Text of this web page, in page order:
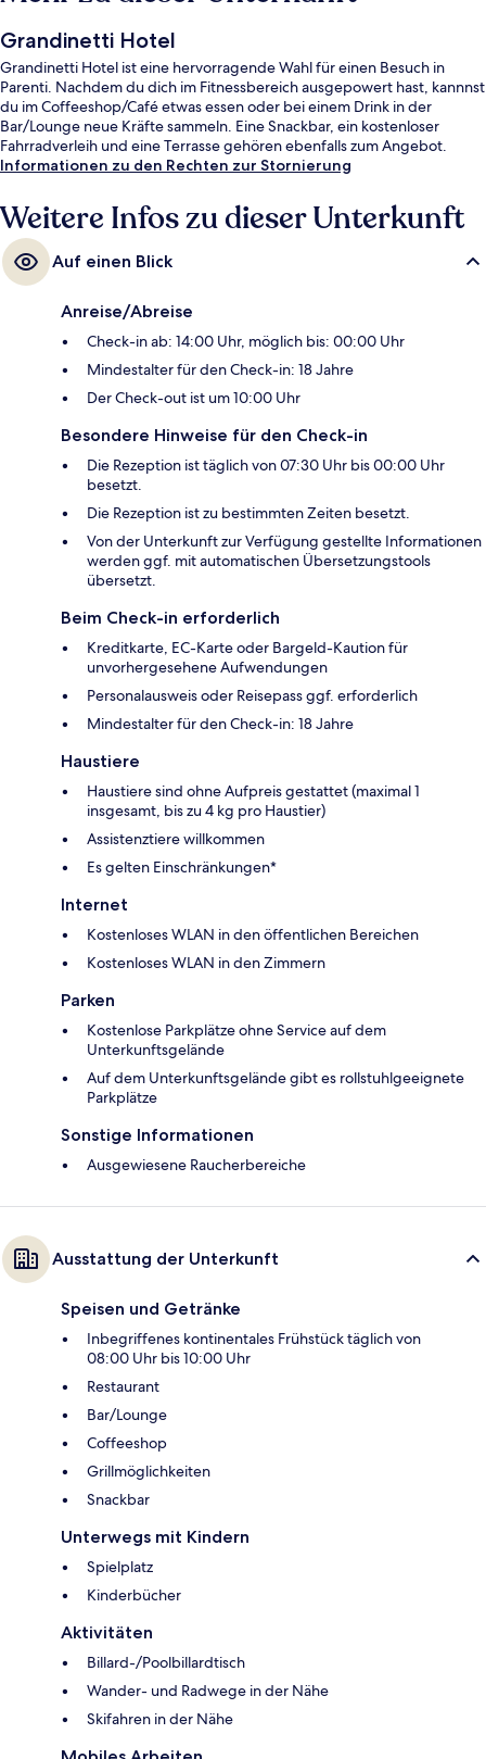
Grandinetti Hotel
Grandinetti Hotel ist eine hervorragende Wahl für einen Besuch in
Parenti. Nachdem du dich im Fitnessbereich ausgepowert hast, kannnst
du im Coffeeshop/Café etwas essen oder bei einem Drink in der
Bar/Lounge neue Kräfte sammeln. Eine Snackbar, ein kostenloser
Fahrradverleih und eine Terrasse gehören ebenfalls zum Angebot.
Informationen zu den Rechten zur Stornierung
Weitere Infos zu dieser Unterkunft
Auf einen Blick
Anreise/Abreise
Check-in ab: 14:00 Uhr, möglich bis: 00:00 Uhr
Mindestalter für den Check-in: 18 Jahre
Der Check-out ist um 10:00 Uhr
Besondere Hinweise für den Check-in
Die Rezeption ist täglich von 07:30 Uhr bis 00:00 Uhr
besetzt.
Die Rezeption ist zu bestimmten Zeiten besetzt.
Von der Unterkunft zur Verfügung gestellte Informationen
werden ggf. mit automatischen Übersetzungstools
übersetzt.
Beim Check-in erforderlich
Kreditkarte, EC-Karte oder Bargeld-Kaution für
unvorhergesehene Aufwendungen
Personalausweis oder Reisepass ggf. erforderlich
Mindestalter für den Check-in: 18 Jahre
Haustiere
Haustiere sind ohne Aufpreis gestattet (maximal 1
insgesamt, bis zu 4 kg pro Haustier)
Assistenztiere willkommen
Es gelten Einschränkungen*
Internet
Kostenloses WLAN in den öffentlichen Bereichen
Kostenloses WLAN in den Zimmern
Parken
Kostenlose Parkplätze ohne Service auf dem
Unterkunftsgelände
Auf dem Unterkunftsgelände gibt es rollstuhlgeeignete
Parkplätze
Sonstige Informationen
Ausgewiesene Raucherbereiche
Ausstattung der Unterkunft
Speisen und Getränke
Inbegriffenes kontinentales Frühstück täglich von
08:00 Uhr bis 10:00 Uhr
Restaurant
Bar/Lounge
Coffeeshop
Grillmöglichkeiten
Snackbar
Unterwegs mit Kindern
Spielplatz
Kinderbücher
Aktivitäten
Billard-/Poolbillardtisch
Wander- und Radwege in der Nähe
Skifahren in der Nähe